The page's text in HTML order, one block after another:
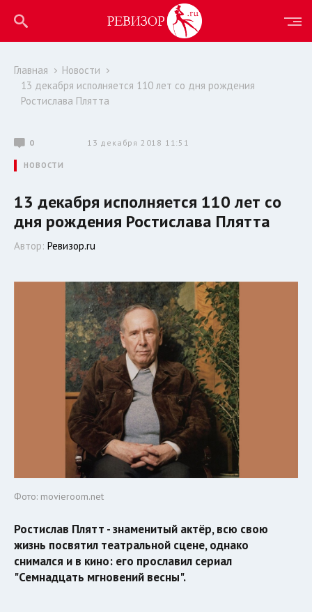
Главная
Новости
13 декабря исполняется 110 лет со дня рождения
Ростислава Плятта
0 13 декабря 2018 11:51
НОВОСТИ
13 декабря исполняется 110 лет со
дня рождения Ростислава Плятта
Автор: Ревизор.ru
Фото: movieroom.net
Ростислав Плятт - знаменитый актёр, всю свою
жизнь посвятил театральной сцене, однако
снимался и в кино: его прославил сериал
"Семнадцать мгновений весны".